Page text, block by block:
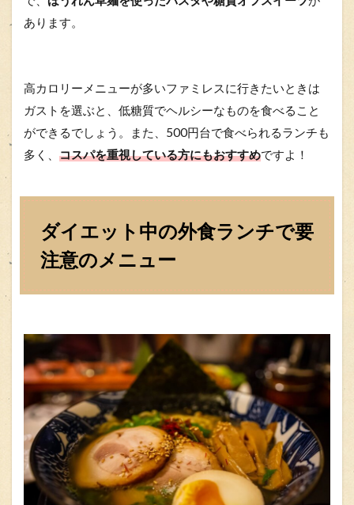
あります。
高カロリーメニューが多いファミレスに行きたいときは
ガストを選ぶと、低糖質でヘルシーなものを食べること
ができるでしょう。また、500円台で食べられるランチも
多く、 コスパを重視している方にもおすすめですよ！
ダイエット中の外食ランチで要
注意のメニュー